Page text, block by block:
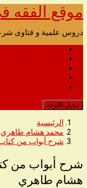
تخطى
الى
موقع الفقه
دروس علمية و فتاوى
تبديل اللوحة
الرئيسية
محمد هشام طاهري
شرح أبواب من
شرح أبواب من
هشام طاهري